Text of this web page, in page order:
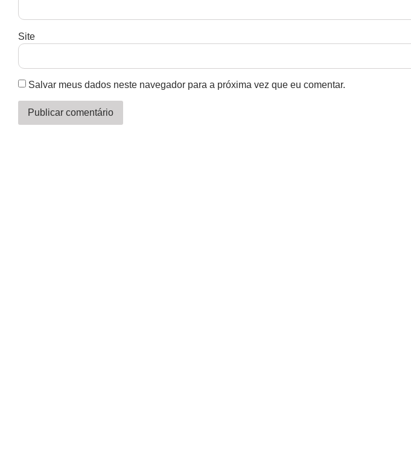
Site
Salvar meus dados neste navegador para a próxima vez que eu comentar.